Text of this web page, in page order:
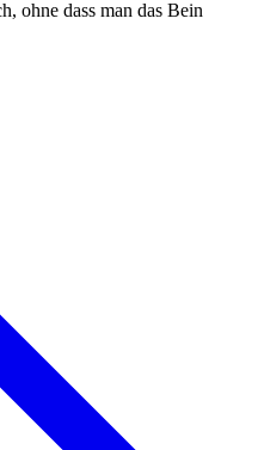
ohne dass man das Bein